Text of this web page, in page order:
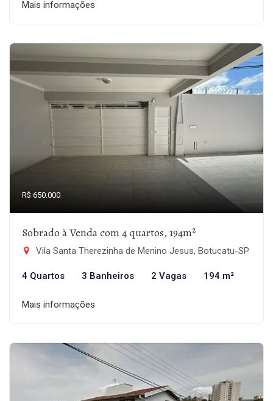
Mais informações
R$ 650.000
Sobrado à Venda com 4 quartos, 194m²
Vila Santa Therezinha de Menino Jesus, Botucatu-SP
4 Quartos 3 Banheiros 2 Vagas 194 m²
Mais informações